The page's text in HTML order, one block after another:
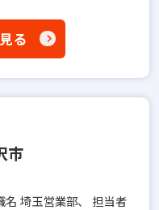
る
市
埼玉営業部、 担当者